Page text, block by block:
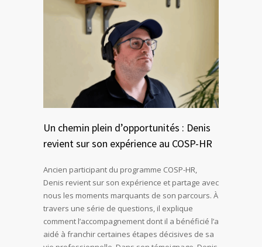
Un chemin plein d’opportunités : Denis
revient sur son expérience au COSP-HR
Ancien participant du programme COSP-HR,
Denis revient sur son expérience et partage avec
nous les moments marquants de son parcours. À
travers une série de questions, il explique
comment l’accompagnement dont il a bénéficié l’a
aidé à franchir certaines étapes décisives de sa